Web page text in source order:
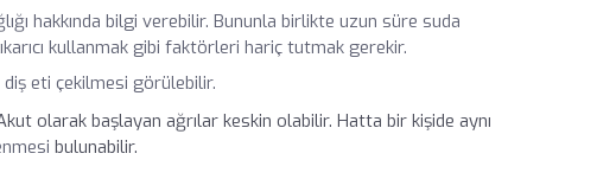
hakkında bilgi verebilir. Bununla birlikte uzun süre suda
kullanmak gibi faktörleri hariç tutmak gerekir.
eti çekilmesi görülebilir.
olarak başlayan ağrılar keskin olabilir. Hatta bir kişide aynı
bulunabilir.